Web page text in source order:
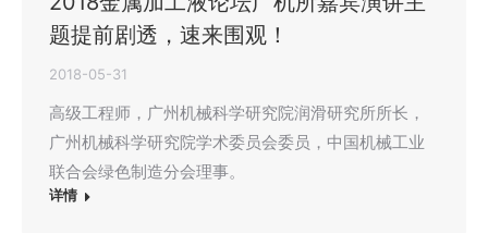
题提前剧透，速来围观！
2018-05-31
高级工程师，广州机械科学研究院润滑研究所所长，
广州机械科学研究院学术委员会委员，中国机械工业
联合会绿色制造分会理事。
详情